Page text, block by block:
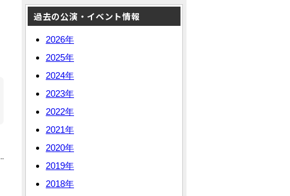
過去の公演・イベント情報
2026年
2025年
2024年
2023年
2022年
2021年
2020年
2019年
2018年